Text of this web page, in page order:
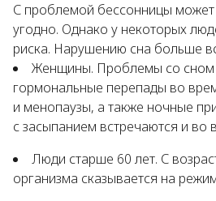
С проблемой бессонницы может
угодно. Однако у некоторых
риска. Нарушению сна больше
Женщины. Проблемы со сном
гормональные перепады во
и менопаузы, а также ночные
с засыпанием встречаются и во
Люди старше 60 лет. С
организма сказывается на